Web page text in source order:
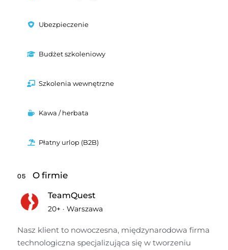
Ubezpieczenie
Budżet szkoleniowy
Szkolenia wewnętrzne
Kawa / herbata
Płatny urlop (B2B)
05 O firmie
TeamQuest
20+ ·Warszawa
Nasz klient to nowoczesna, międzynarodowa firma
technologiczna specjalizująca się w tworzeniu